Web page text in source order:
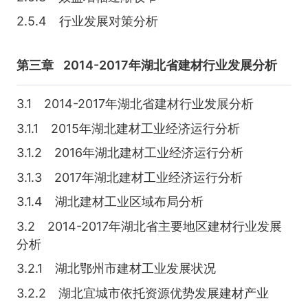
2.5.4 行业发展对策分析
第三章 2014-2017年湖北省建材行业发展分析
3.1 2014-2017年湖北省建材行业发展分析
3.1.1 2015年湖北建材工业经济运行分析
3.1.2 2016年湖北建材工业经济运行分析
3.1.3 2017年湖北建材工业经济运行分析
3.1.4 湖北建材工业区域布局分析
3.2 2014-2017年湖北省主要地区建材行业发展
分析
3.2.1 湖北鄂州市建材工业发展状况
3.2.2 湖北宜城市依托资源优势发展建材产业